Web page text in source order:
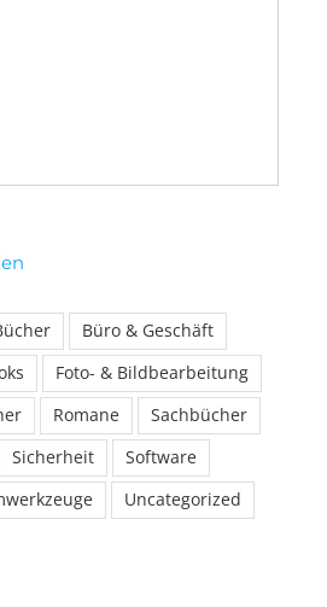
Büro & Geschäft
Foto- & Bildbearbeitung
Romane
Sachbücher
Sicherheit
Software
Uncategorized